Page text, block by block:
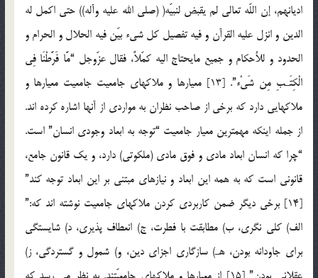
ادیانهم، إن اللّه تعالی لم یقبض لنبیّه( (صلی الله علیه وآله)) حتی اکمل له
الدین و انزل علیه القرآن و فیه تفصیل کل شیء بیّن فیه الحلال و الحرام و
الحدود و للأحکام و جمیع مایحتاج الیه کمّلاً، فقال عزّوجل “مَّا فَرَّطْنَا فِی
الْکِتَـبِ مِن شَیْء”. [13] معیارها و ملاکهای جامعیت جامعیت معیارها و
ملاکهایی دارد که برخی از صاحب نظران به مواردی از آنها اشاره کرده اند.
از جمله اینکه مهمترین معیار جامعیت “توجه به ابعاد وجودی انسان” است.
“چرا که انسان ابعاد مادی و فوق مادی (ملکوتی) دارد، و یک قانون جامع،
قانونی است که به همه این ابعاد و نیازهای مبتنی بر این ابعاد توجه کند”
[14] برخی دیگر ضمن کاربردی کردن ملاکهای جامعیت نوشته اند که:”
الف) کلی نگری، ب) مطابقت با فطرت، ج) انعطاف پذیری، د) شایستگی
برای جاودانه بودن، هـ) سازگاری اجزای دین، و) شمول و گستردگی، ز)